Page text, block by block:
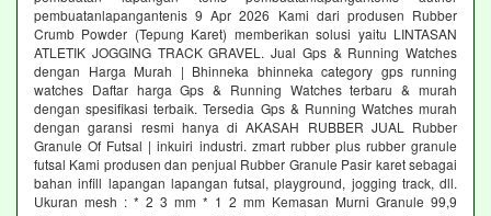
pembuatanlapangantenis 9 Apr 2026 Kami dari produsen Rubber
Crumb Powder (Tepung Karet) memberikan solusi yaitu LINTASAN
ATLETIK JOGGING TRACK GRAVEL. Jual Gps & Running Watches
dengan Harga Murah | Bhinneka bhinneka category gps running
watches Daftar harga Gps & Running Watches terbaru & murah
dengan spesifikasi terbaik. Tersedia Gps & Running Watches murah
dengan garansi resmi hanya di AKASAH RUBBER JUAL Rubber
Granule Of Futsal | inkuiri industri. zmart rubber plus rubber granule
futsal Kami produsen dan penjual Rubber Granule Pasir karet sebagai
bahan infill lapangan lapangan futsal, playground, jogging track, dll.
Ukuran mesh : * 2 3 mm * 1 2 mm Kemasan Murni Granule 99,9